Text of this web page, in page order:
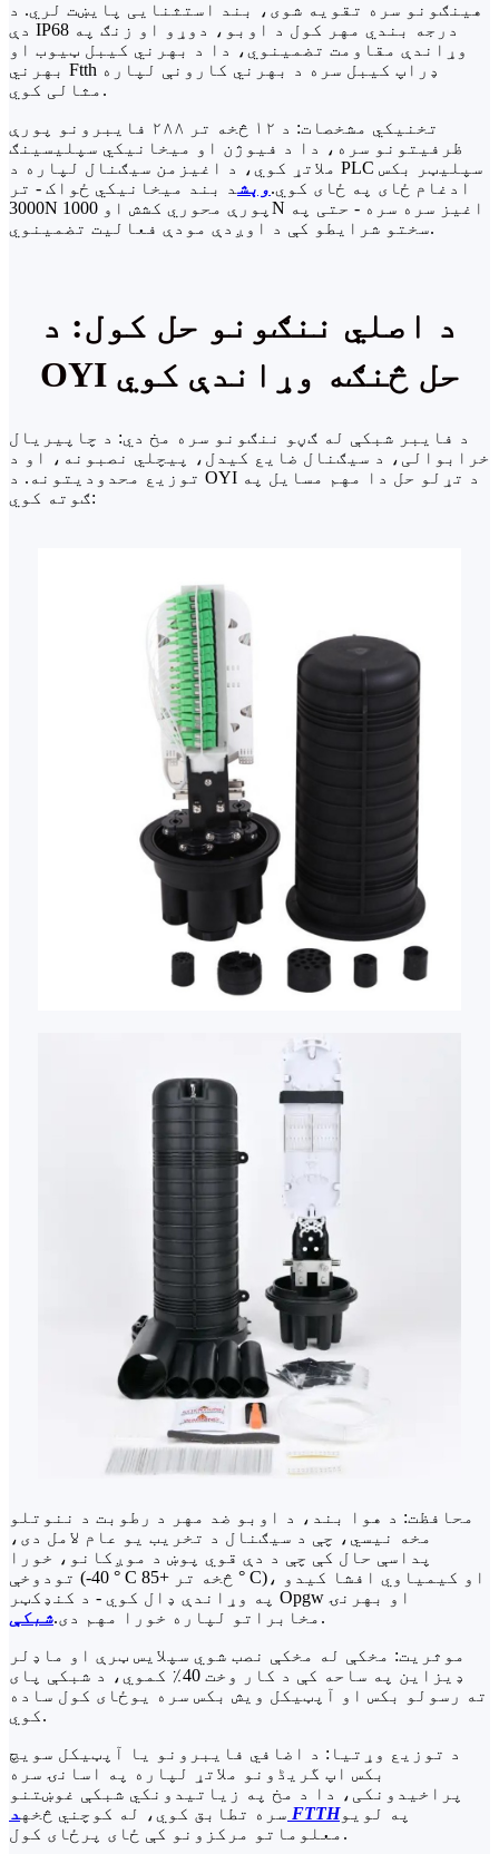
هینګونو سره تقویه شوی، بند استثنایی پایښت لري. د
دې IP68 درجه بندي مهر کول د اوبو، دوړو او زنګ په
وړاندې مقاومت تضمینوي، دا د بهرني کیبل ټیوب او
بهرني Ftth ډراپ کیبل سره د بهرني کارونې لپاره
مثالی کوي.
تخنیکي مشخصات: د ۱۲ څخه تر ۲۸۸ فایبرونو پورې
ظرفیتونو سره، دا د فیوژن او میخانیکي سپلیسینګ
ملاتړ کوي، د اغیزمن سیګنال لپاره د PLC سپلیټر بکس
ادغام ځای په ځای کوي.وېشد بند میخانیکي ځواک - تر
3000N پورې محوري کشش او 1000N اغیز سره سره - حتی په
سختو شرایطو کې د اوږدې مودې فعالیت تضمینوي.
د اصلي ننګونو حل کول: د
OYI حل څنګه وړاندې کوي
د فایبر شبکې له ګڼو ننګونو سره مخ دي: د چاپیریال
خرابوالی، د سیګنال ضایع کیدل، پیچلي نصبونه، او د
توزیع محدودیتونه. د OYI د تړلو حل دا مهم مسایل په
ګوته کوي:
محافظت: د هوا بند، د اوبو ضد مهر د رطوبت د ننوتلو
مخه نیسي، چې د سیګنال د تخریب یو عام لامل دی،
پداسې حال کې چې د دې قوي پوښ د موږکانو، خورا
تودوخې (-40 ° C څخه تر +85 ° C)، او کیمیاوي افشا کیدو
په وړاندې ډال کوي - د کنډکټر Opgw او بهرنۍ
مخابراتو لپاره خورا مهم دی.شبکې
.
موثریت: مخکې له مخکې نصب شوي سپلایس ټرې او ماډلر
ډیزاین په ساحه کې د کار وخت 40٪ کموي، د شبکې پای
ته رسولو بکس او آپټیکل ویش بکس سره یوځای کول ساده
کوي.
د توزیع وړتیا: د اضافي فایبرونو یا آپټیکل سویچ
بکس اپ گریڈونو ملاتړ لپاره په اسانۍ سره
پراخیدونکی، دا د مخ په زیاتیدونکي شبکې غوښتنو
سره تطابق کوي، له کوچني څخه د FTTHپه لویو
معلوماتو مرکزونو کې ځای پرځای کول.